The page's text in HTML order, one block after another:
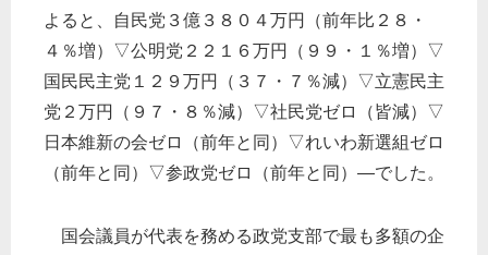
よると、自民党３億３８０４万円（前年比２８・
４％増）▽公明党２２１６万円（９９・１％増）▽
国民民主党１２９万円（３７・７％減）▽立憲民主
党２万円（９７・８％減）▽社民党ゼロ（皆減）▽
日本維新の会ゼロ（前年と同）▽れいわ新選組ゼロ
（前年と同）▽参政党ゼロ（前年と同）―でした。
国会議員が代表を務める政党支部で最も多額の企